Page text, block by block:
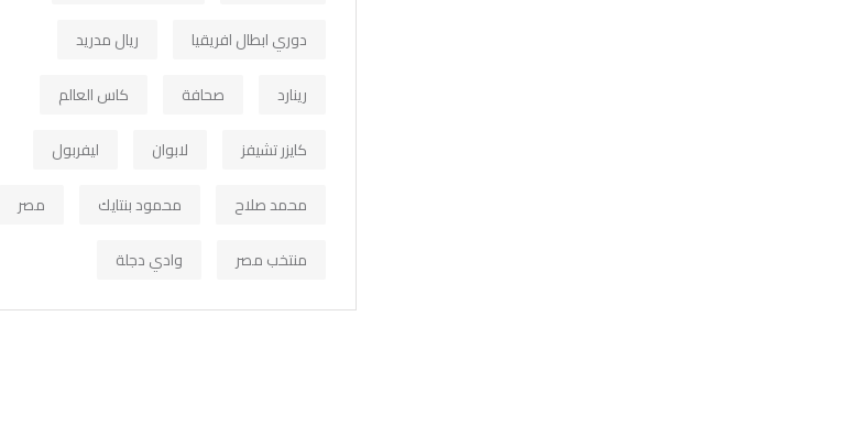
دوري ابطال افريقيا
ريال مدريد
رينارد
صحافة
كاس العالم
كايزر تشيفز
لابوان
ليفربول
محمد صلاح
محمود بنتايك
مصر
منتخب مصر
وادي دجلة